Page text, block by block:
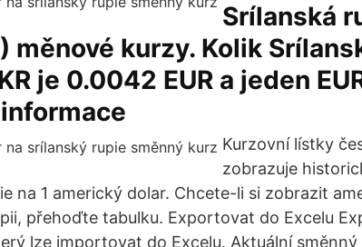
Srílanská
měnové kurzy. Kolik
je 0.0042 EUR a jeden
Kurzovní lístky
zobrazuje
na 1 americký dolar. Chcete-li si zobrazit
přehoďte tabulku. Exportovat do Excelu
lze importovat do Excelu. Aktuální